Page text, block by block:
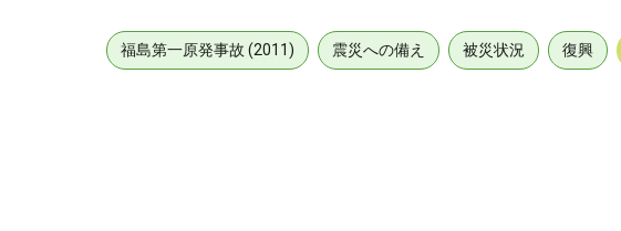
福島第一原発事故 (2011) 震災への備え 被災状況 復興